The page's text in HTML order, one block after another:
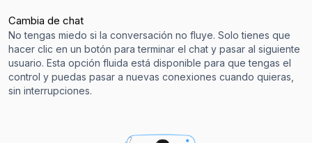
Cambia de chat
No tengas miedo si la conversación no fluye. Solo tienes que
hacer clic en un botón para terminar el chat y pasar al siguiente
usuario. Esta opción fluida está disponible para que tengas el
control y puedas pasar a nuevas conexiones cuando quieras,
sin interrupciones.